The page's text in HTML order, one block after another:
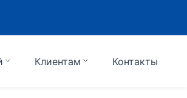
Клиентам Контакты